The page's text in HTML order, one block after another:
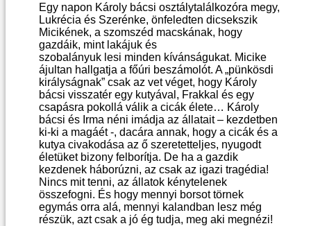
Egy napon Károly bácsi osztálytalálkozóra megy,
Lukrécia és Szerénke, önfeledten dicsekszik
Micikének, a szomszéd macskának, hogy
gazdáik, mint lakájuk és
szobalányuk lesi minden kívánságukat. Micike
ájultan hallgatja a főúri beszámolót. A „pünkösdi
királyságnak” csak az vet véget, hogy Károly
bácsi visszatér egy kutyával, Frakkal és egy
csapásra pokollá válik a cicák élete… Károly
bácsi és Irma néni imádja az állatait – kezdetben
ki-ki a magáét -, dacára annak, hogy a cicák és a
kutya civakodása az ő szeretetteljes, nyugodt
életüket bizony felborítja. De ha a gazdik
kezdenek háborúzni, az csak az igazi tragédia!
Nincs mit tenni, az állatok kénytelenek
összefogni. És hogy mennyi borsot törnek
egymás orra alá, mennyi kalandban lesz még
részük, azt csak a jó ég tudja, meg aki megnézi!